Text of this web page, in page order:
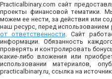
Practicalbinary.com сайт
проекты финансовой тематики.
можем ее нести, за действия или
наш ресурс, перед использованием
от ответственности. Сайт
информации. Обязанность
проверять и контролировать
какие-либо вложения или
использовании материалов,
practicalbinary.ru, ссылка на